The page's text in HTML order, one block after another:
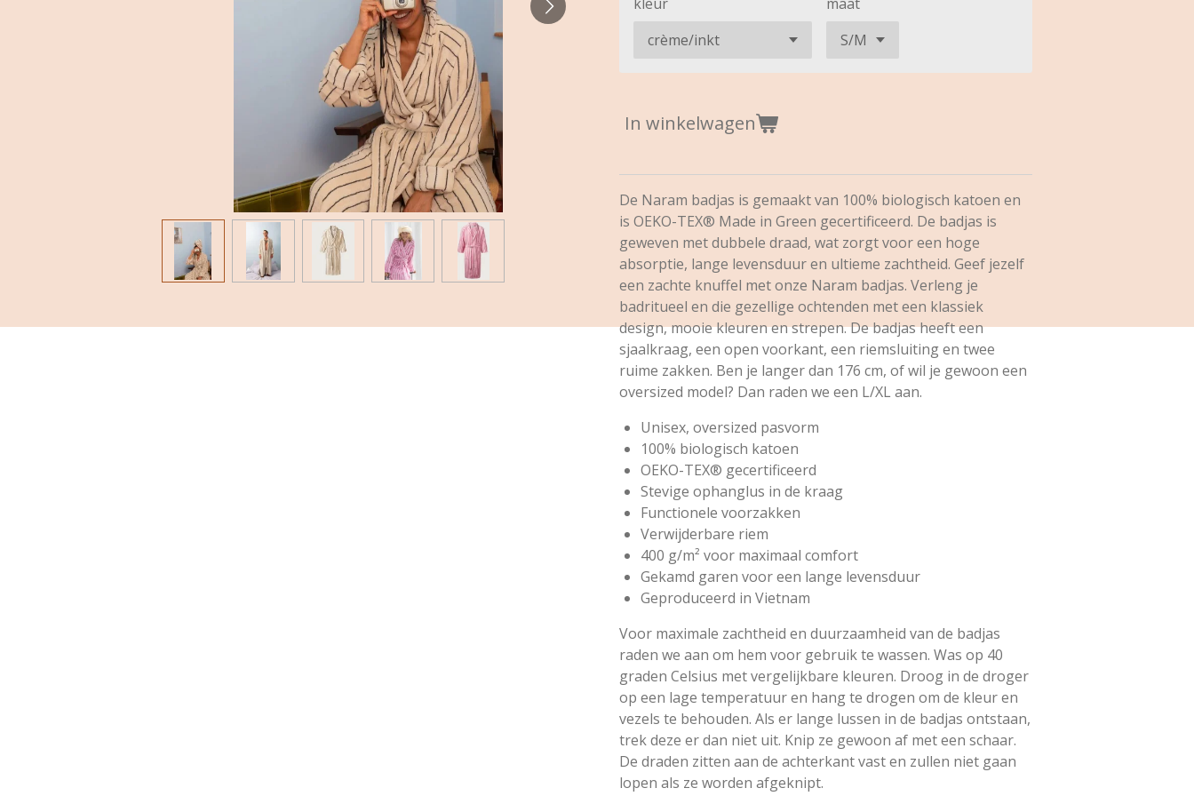
In winkelwagen
De Naram badjas is gemaakt van 100% biologisch katoen en
is OEKO-TEX® Made in Green gecertificeerd. De badjas is
geweven met dubbele draad, wat zorgt voor een hoge
absorptie, lange levensduur en ultieme zachtheid. Geef jezelf
een zachte knuffel met onze Naram badjas. Verleng je
badritueel en die gezellige ochtenden met een klassiek
design, mooie kleuren en strepen.De badjas heeft een
sjaalkraag, een open voorkant, een riemsluiting en twee
ruime zakken. Ben je langer dan 176 cm, of wil je gewoon een
oversized model? Dan raden we een L/XL aan.
Unisex, oversized pasvorm
100% biologisch katoen
OEKO-TEX® gecertificeerd
Stevige ophanglus in de kraag
Functionele voorzakken
Verwijderbare riem
400 g/m² voor maximaal comfort
Gekamd garen voor een lange levensduur
Geproduceerd in Vietnam
Voor maximale zachtheid en duurzaamheid van de badjas
raden we aan om hem voor gebruik te wassen. Was op 40
graden Celsius met vergelijkbare kleuren. Droog in de droger
op een lage temperatuur en hang te drogen om de kleur en
vezels te behouden. Als er lange lussen in de badjas ontstaan,
trek deze er dan niet uit. Knip ze gewoon af met een schaar.
De draden zitten aan de achterkant vast en zullen niet gaan
lopen als ze worden afgeknipt.